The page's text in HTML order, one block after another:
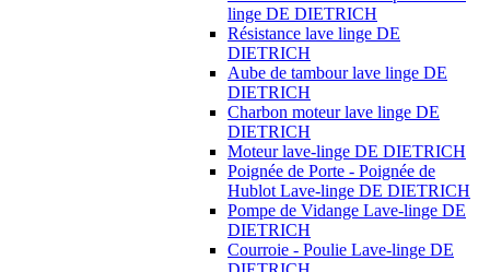
linge DE DIETRICH
Résistance lave linge DE
DIETRICH
Aube de tambour lave linge DE
DIETRICH
Charbon moteur lave linge DE
DIETRICH
Moteur lave-linge DE DIETRICH
Poignée de Porte - Poignée de
Hublot Lave-linge DE DIETRICH
Pompe de Vidange Lave-linge DE
DIETRICH
Courroie - Poulie Lave-linge DE